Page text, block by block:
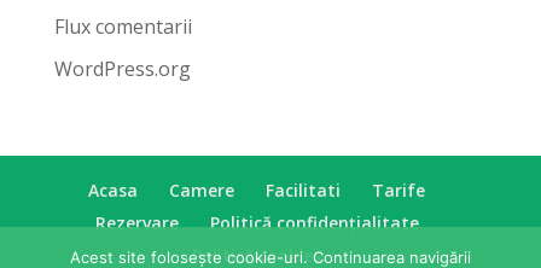
Flux comentarii
WordPress.org
Acasa Camere Facilitati
Tarife
Rezervare
Politică confidențialitate
Politică cookies
Acest site folosește cookie-uri. Continuarea navigării